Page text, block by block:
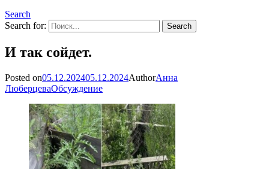
Search
Search for:
И так сойдет.
Posted on05.12.202405.12.2024AuthorАнна
ЛюберцеваОбсуждение